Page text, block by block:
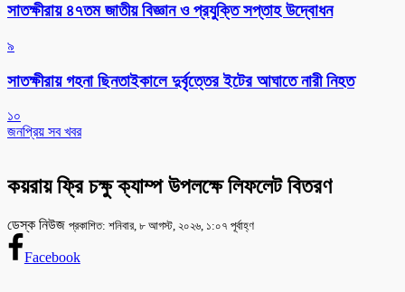
সাতক্ষীরায় ৪৭তম জাতীয় বিজ্ঞান ও প্রযুক্তি সপ্তাহ উদ্বোধন
৯
সাতক্ষীরায় গহনা ছিনতাইকালে দুর্বৃত্তের ইটের আঘাতে নারী নিহত
১০
জনপ্রিয় সব খবর
কয়রায় ফ্রি চক্ষু ক্যাম্প উপলক্ষে লিফলেট বিতরণ
ডেস্ক নিউজ প্রকাশিত: শনিবার, ৮ আগস্ট, ২০২৬, ১:০৭ পূর্বাহ্ণ
Facebook